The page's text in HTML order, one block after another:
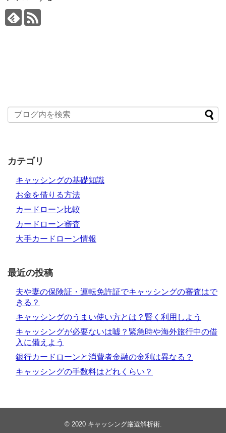
カテゴリ
キャッシングの基礎知識
お金を借りる方法
カードローン比較
カードローン審査
大手カードローン情報
最近の投稿
夫や妻の保険証・運転免許証でキャッシングの審査はで
きる？
キャッシングのうまい使い方とは？賢く利用しよう
キャッシングが必要ないは嘘？緊急時や海外旅行中の借
入に備えよう
銀行カードローンと消費者金融の金利は異なる？
キャッシングの手数料はどれくらい？
© 2020 キャッシング厳選解析術.